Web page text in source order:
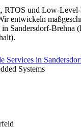
RTOS und Low-
entwickeln
in Sandersdorf-Brehna
Services in
Systems